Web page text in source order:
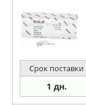
Срок поставки
1 дн.